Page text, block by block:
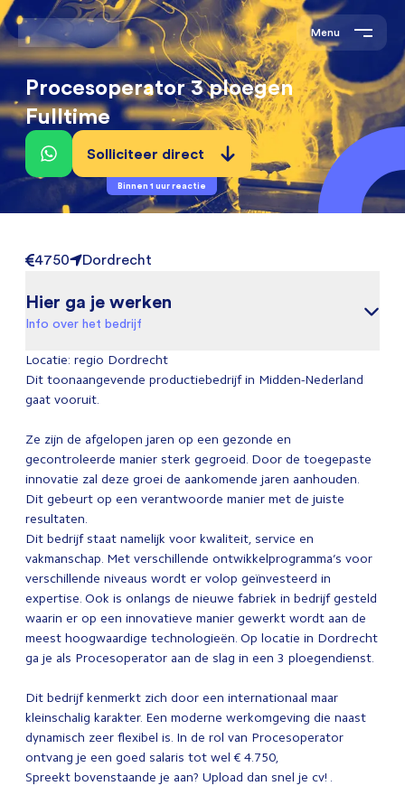
Menu
Procesoperator 3 ploegen
Fulltime
Solliciteer direct
Binnen 1 uur reactie
4750 Dordrecht
Hier ga je werken
Info over het bedrijf
Locatie: regio Dordrecht
Dit toonaangevende productiebedrijf in Midden-Nederland
gaat vooruit.
Ze zijn de afgelopen jaren op een gezonde en
gecontroleerde manier sterk gegroeid. Door de toegepaste
innovatie zal deze groei de aankomende jaren aanhouden.
Dit gebeurt op een verantwoorde manier met de juiste
resultaten.
Dit bedrijf staat namelijk voor kwaliteit, service en
vakmanschap. Met verschillende ontwikkelprogramma’s voor
verschillende niveaus wordt er volop geïnvesteerd in
expertise. Ook is onlangs de nieuwe fabriek in bedrijf gesteld
waarin er op een innovatieve manier gewerkt wordt aan de
meest hoogwaardige technologieën. Op locatie in Dordrecht
ga je als Procesoperator aan de slag in een 3 ploegendienst.
Dit bedrijf kenmerkt zich door een internationaal maar
kleinschalig karakter. Een moderne werkomgeving die naast
dynamisch zeer flexibel is. In de rol van Procesoperator
ontvang je een goed salaris tot wel € 4.750,
Spreekt bovenstaande je aan? Upload dan snel je cv! .